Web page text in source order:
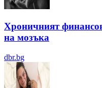
Хроничният финансов
на мозъка
dbr.bg